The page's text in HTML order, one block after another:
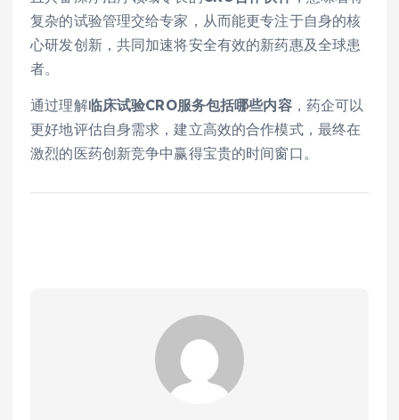
复杂的试验管理交给专家，从而能更专注于自身的核
心研发创新，共同加速将安全有效的新药惠及全球患
者。
通过理解临床试验CRO服务包括哪些内容，药企可以
更好地评估自身需求，建立高效的合作模式，最终在
激烈的医药创新竞争中赢得宝贵的时间窗口。